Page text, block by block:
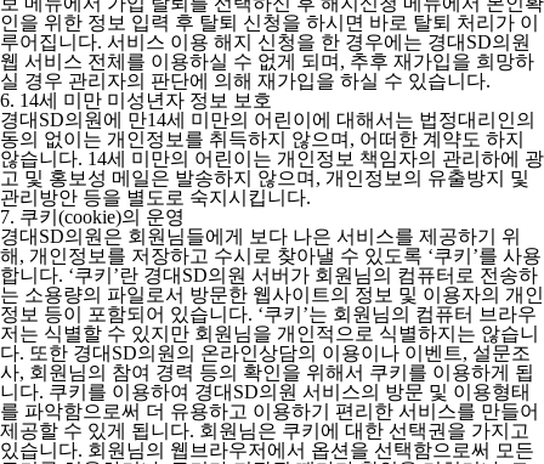
인을 위한 정보 입력 후 탈퇴 신청을 하시면 바로 탈퇴 처리가 이
루어집니다. 서비스 이용 해지 신청을 한 경우에는 경대SD의원
웹 서비스 전체를 이용하실 수 없게 되며, 추후 재가입을 희망하
실 경우 관리자의 판단에 의해 재가입을 하실 수 있습니다.
6. 14세 미만 미성년자 정보 보호
경대SD의원에 만14세 미만의 어린이에 대해서는 법정대리인의
동의 없이는 개인정보를 취득하지 않으며, 어떠한 계약도 하지
않습니다. 14세 미만의 어린이는 개인정보 책임자의 관리하에 광
고 및 홍보성 메일은 발송하지 않으며, 개인정보의 유출방지 및
관리방안 등을 별도로 숙지시킵니다.
7. 쿠키(cookie)의 운영
경대SD의원은 회원님들에게 보다 나은 서비스를 제공하기 위
해, 개인정보를 저장하고 수시로 찾아낼 수 있도록 ‘쿠키’를 사용
합니다. ‘쿠키’란 경대SD의원 서버가 회원님의 컴퓨터로 전송하
는 소용량의 파일로서 방문한 웹사이트의 정보 및 이용자의 개인
정보 등이 포함되어 있습니다. ‘쿠키’는 회원님의 컴퓨터 브라우
저는 식별할 수 있지만 회원님을 개인적으로 식별하지는 않습니
다. 또한 경대SD의원의 온라인상담의 이용이나 이벤트, 설문조
사, 회원님의 참여 경력 등의 확인을 위해서 쿠키를 이용하게 됩
니다. 쿠키를 이용하여 경대SD의원 서비스의 방문 및 이용형태
를 파악함으로써 더 유용하고 이용하기 편리한 서비스를 만들어
제공할 수 있게 됩니다. 회원님은 쿠키에 대한 선택권을 가지고
있습니다. 회원님의 웹브라우저에서 옵션을 선택함으로써 모든